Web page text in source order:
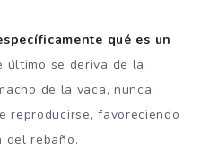
qué es un
último se deriva de la
de la vaca, nunca
reproducirse, favoreciendo
del rebaño.